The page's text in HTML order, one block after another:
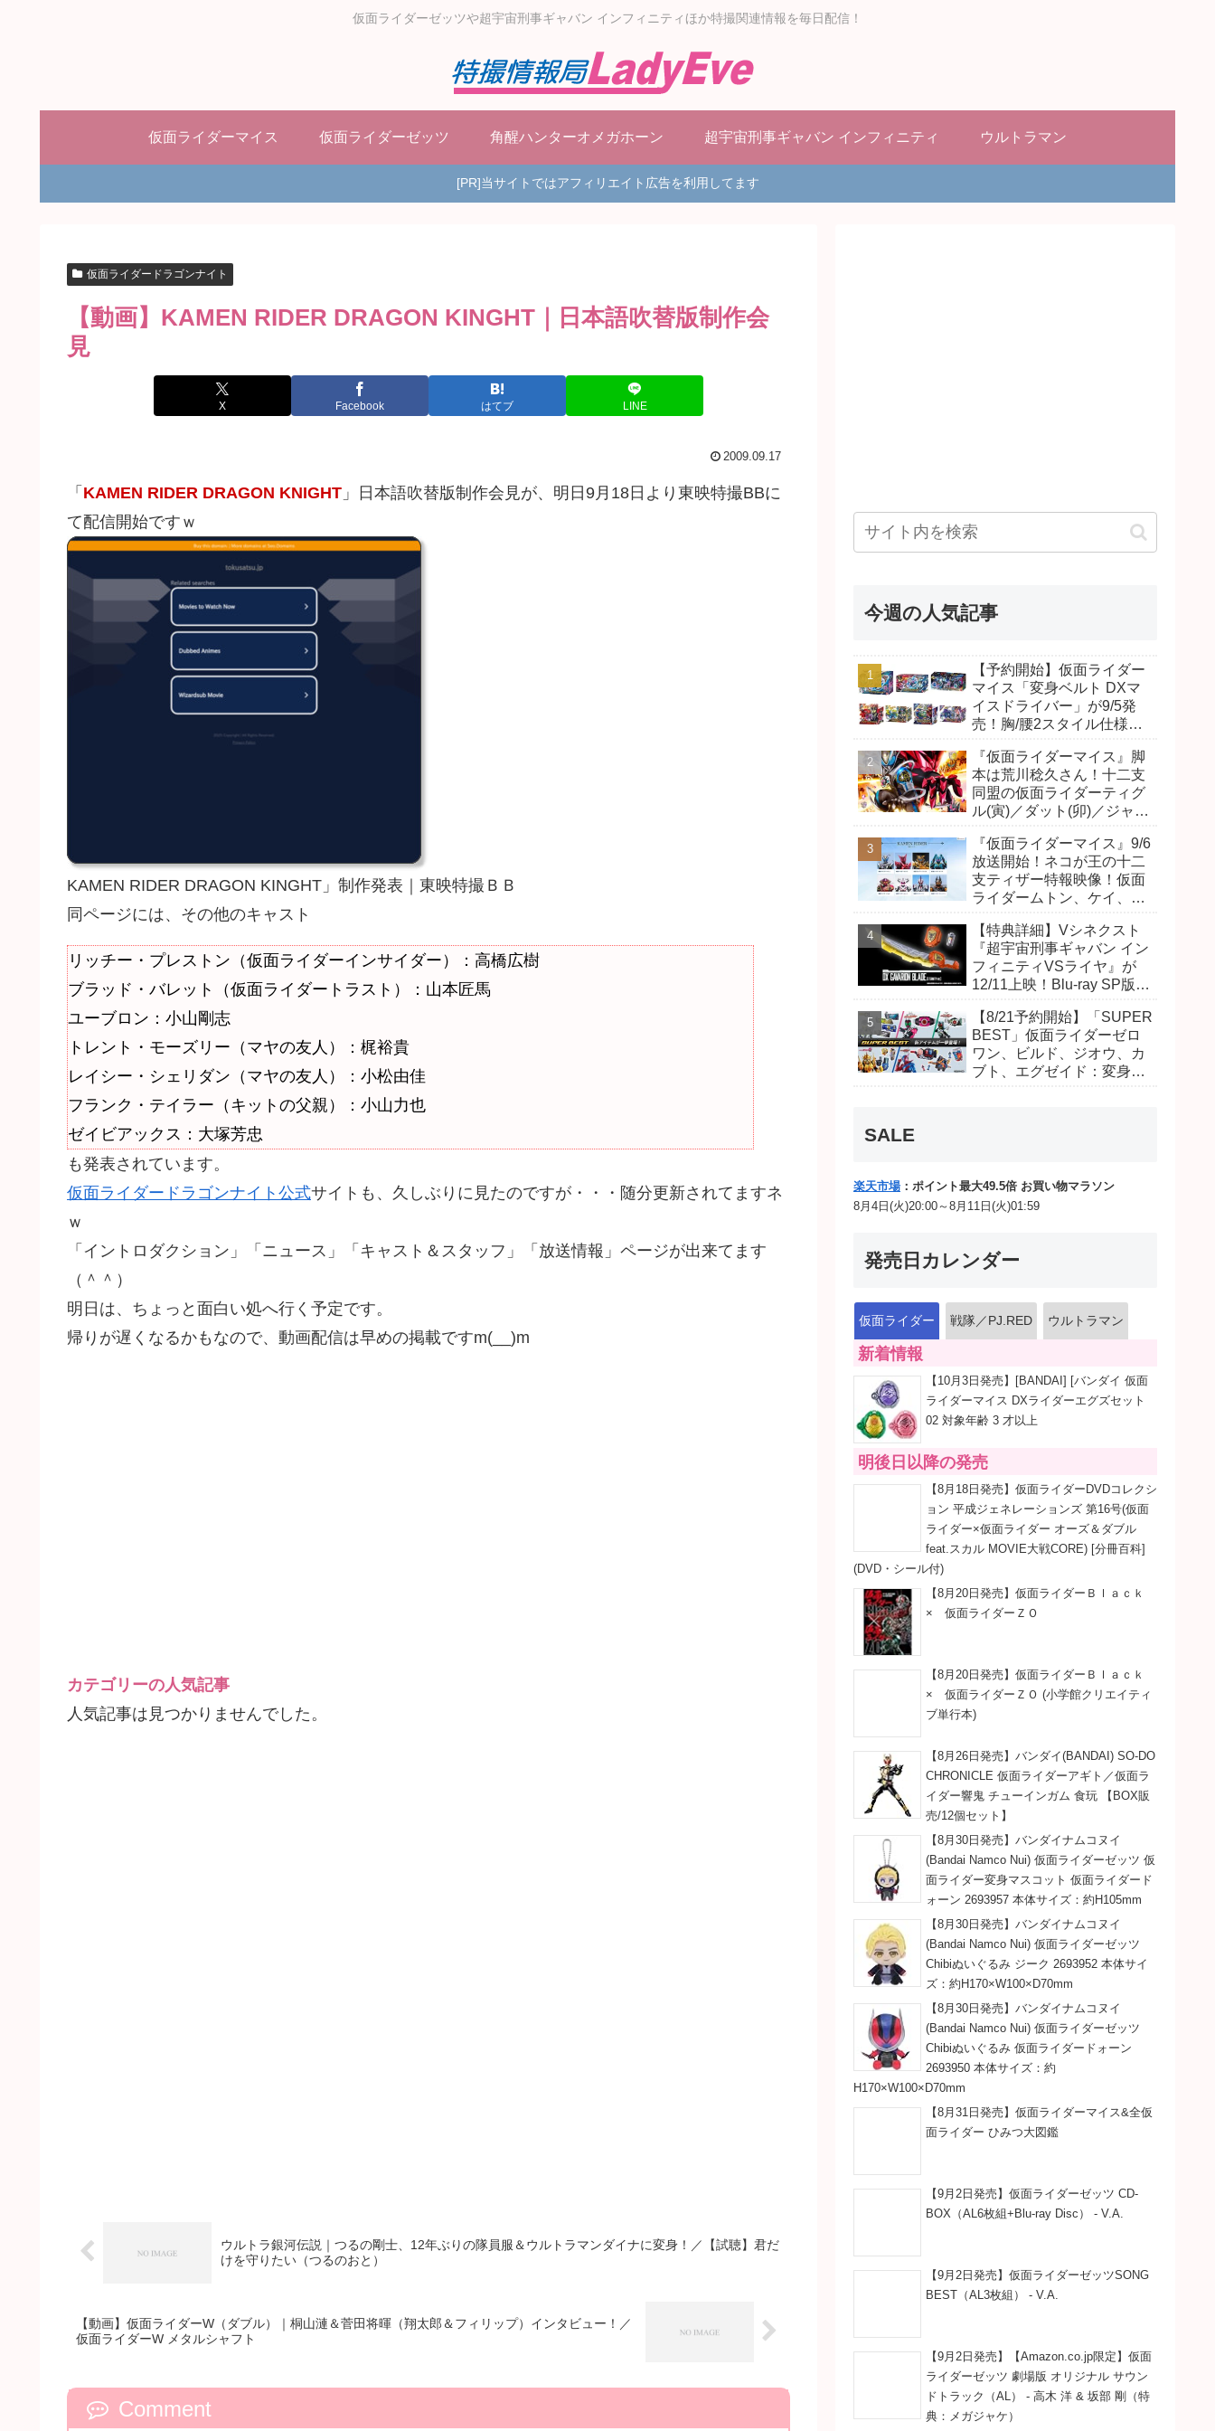
仮面ライダーゼッツや超宇宙刑事ギャバン インフィニティほか特撮関連情報を毎日配信！
仮面ライダーマイス 仮面ライダーゼッツ 角醒ハンターオメガホーン 超宇宙刑事ギャバン インフィニティ ウルトラマン
[PR]当サイトではアフィリエイト広告を利用してます
仮面ライダードラゴンナイト
【動画】KAMEN RIDER DRAGON KINGHT｜日本語吹替版制作会
見
X Facebook はてブ LINE
2009.09.17
「 KAMEN RIDER DRAGON KNIGHT 」日本語吹替版制作会見が、明日9月18日より東映特撮BBに
て配信開始ですｗ
KAMEN RIDER DRAGON KINGHT」制作発表｜東映特撮ＢＢ
同ページには、その他のキャスト
リッチー・プレストン（仮面ライダーインサイダー）：高橋広樹
ブラッド・バレット（仮面ライダートラスト）：山本匠馬
ユーブロン：小山剛志
トレント・モーズリー（マヤの友人）：梶裕貴
レイシー・シェリダン（マヤの友人）：小松由佳
フランク・テイラー（キットの父親）：小山力也
ゼイビアックス：大塚芳忠
も発表されています。
仮面ライダードラゴンナイト公式サイトも、久しぶりに見たのですが・・・随分更新されてますネ
ｗ
「イントロダクション」「ニュース」「キャスト＆スタッフ」「放送情報」ページが出来てます
（＾＾）
明日は、ちょっと面白い処へ行く予定です。
帰りが遅くなるかもなので、動画配信は早めの掲載ですm(__)m
カテゴリーの人気記事
人気記事は見つかりませんでした。
ウルトラ銀河伝説｜つるの剛士、12年ぶりの隊員服＆ウルトラマンダイナに変身！／【試聴】君だ
けを守りたい（つるのおと）
【動画】仮面ライダーW（ダブル）｜桐山漣＆菅田将暉（翔太郎＆フィリップ）インタビュー！／
仮面ライダーW メタルシャフト
Comment
今週の人気記事
【予約開始】仮面ライダー
マイス「変身ベルト DXマ
イスドライバー」が9/5発
売！胸/腰2スタイル仕様！
ッシュ、ジャオ/バイト、ケ
イ/ショットボーンバックル
も！
『仮面ライダーマイス』脚
本は荒川稔久さん！十二支
同盟の仮面ライダーティグ
ル(寅)／ダット(卯)／ジャオ
尾達臣のキャストが発表！
トリガーのアキト金子隼也
さんも変身！
『仮面ライダーマイス』9/6
放送開始！ネコが王の十二
支ティザー特報映像！仮面
ライダームトン、ケイ、ヴ
開！ライダーは子丑寅卯辰
巳午未申酉戌亥猫猫の14
人⁉
【特典詳細】Vシネクスト
『超宇宙刑事ギャバン イン
フィニティVSライヤ』が
12/11上映！Blu-ray SP版は
(エタニティver.)」「ユカイ
ダーエモルギー」ほか豪華
特典付き！
【8/21予約開始】「SUPER
BEST」仮面ライダーゼロ
ワン、ビルド、ジオウ、カ
ブト、エグゼイド：変身ベ
SALE
楽天市場 ：ポイント最大49.5倍 お買い物マラソン
8月4日(火)20:00～8月11日(火)01:59
発売日カレンダー
仮面ライダー 戦隊／PJ.RED ウルトラマン
新着情報
【10月3日発売】[BANDAI] [バンダイ 仮面
ライダーマイス DXライダーエグズセット
02 対象年齢 3 才以上
明後日以降の発売
【8月18日発売】仮面ライダーDVDコレクシ
ョン 平成ジェネレーションズ 第16号(仮面
ライダー×仮面ライダー オーズ＆ダブル
feat.スカル MOVIE大戦CORE) [分冊百科]
(DVD・シール付)
【8月20日発売】仮面ライダーＢｌａｃｋ
× 仮面ライダーＺＯ
【8月20日発売】仮面ライダーＢｌａｃｋ
× 仮面ライダーＺＯ (小学館クリエイティ
ブ単行本)
【8月26日発売】バンダイ(BANDAI) SO-DO
CHRONICLE 仮面ライダーアギト／仮面ラ
イダー響鬼 チューインガム 食玩 【BOX販
売/12個セット】
【8月30日発売】バンダイナムコヌイ
(Bandai Namco Nui) 仮面ライダーゼッツ 仮
面ライダー変身マスコット 仮面ライダード
ォーン 2693957 本体サイズ：約H105mm
【8月30日発売】バンダイナムコヌイ
(Bandai Namco Nui) 仮面ライダーゼッツ
Chibiぬいぐるみ ジーク 2693952 本体サイ
ズ：約H170×W100×D70mm
【8月30日発売】バンダイナムコヌイ
(Bandai Namco Nui) 仮面ライダーゼッツ
Chibiぬいぐるみ 仮面ライダードォーン
2693950 本体サイズ：約
H170×W100×D70mm
【8月31日発売】仮面ライダーマイス&全仮
面ライダー ひみつ大図鑑
【9月2日発売】仮面ライダーゼッツ CD-
BOX（AL6枚組+Blu-ray Disc） - V.A.
【9月2日発売】仮面ライダーゼッツSONG
BEST（AL3枚組） - V.A.
【9月2日発売】【Amazon.co.jp限定】仮面
ライダーゼッツ 劇場版 オリジナル サウン
ドトラック（AL） - 高木 洋 & 坂部 剛（特
典：メガジャケ）